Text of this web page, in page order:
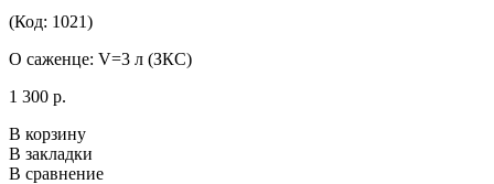
(Код: 1021)
О саженце: V=3 л (ЗКС)
1 300 р.
В корзину
В закладки
В сравнение